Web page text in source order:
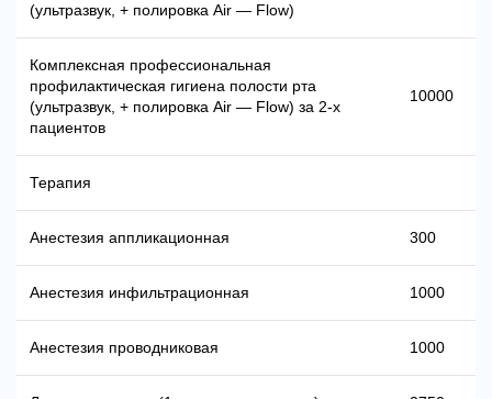
(ультразвук, + полировка Air — Flow)
Комплексная профессиональная
профилактическая гигиена полости рта
(ультразвук, + полировка Air — Flow) за 2-х
пациентов
10000
Терапия
Анестезия аппликационная 300
Анестезия инфильтрационная 1000
Анестезия проводниковая 1000